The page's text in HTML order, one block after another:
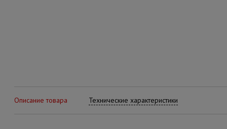
Описание товара Технические характеристики